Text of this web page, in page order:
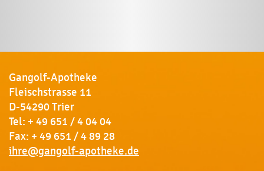
Gangolf-Apotheke
Fleischstrasse 11
D-54290 Trier
Tel: + 49 651 / 4 04 04
Fax: + 49 651 / 4 89 28
ihre@gangolf-apotheke.de